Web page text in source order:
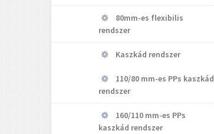
80mm-es flexibilis
rendszer
Kaszkád rendszer
110/80 mm-es PPs kaszkád
rendszer
160/110 mm-es PPs
kaszkád rendszer